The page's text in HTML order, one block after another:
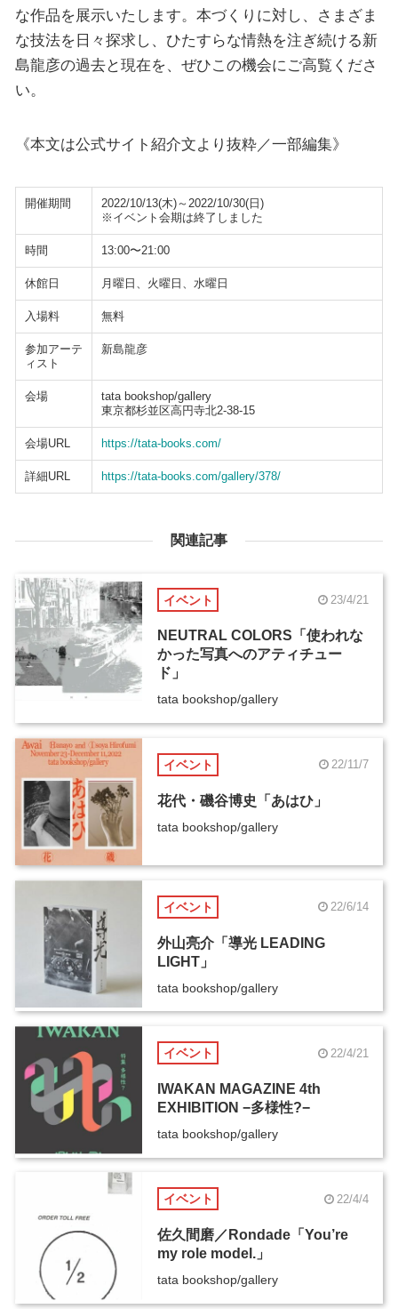
な作品を展示いたします。本づくりに対し、さまざま
な技法を日々探求し、ひたすらな情熱を注ぎ続ける新
島龍彦の過去と現在を、ぜひこの機会にご高覧くださ
い。
《本文は公式サイト紹介文より抜粋／一部編集》
開催期間
2022/10/13(木)～2022/10/30(日)
※イベント会期は終了しました
時間 13:00〜21:00
休館日 月曜日、火曜日、水曜日
入場料 無料
参加アーテ
ィスト
新島龍彦
会場
tata bookshop/gallery
東京都杉並区高円寺北2-38-15
会場URL https://tata-books.com/
詳細URL https://tata-books.com/gallery/378/
関連記事
イベント 23/4/21
NEUTRAL COLORS「使われな
かった写真へのアティチュー
ド」
tata bookshop/gallery
イベント 22/11/7
花代・磯谷博史「あはひ」
tata bookshop/gallery
イベント 22/6/14
外山亮介「導光 LEADING
LIGHT」
tata bookshop/gallery
イベント 22/4/21
IWAKAN MAGAZINE 4th
EXHIBITION −多様性?−
tata bookshop/gallery
イベント 22/4/4
佐久間磨／Rondade「You’re
my role model.」
tata bookshop/gallery